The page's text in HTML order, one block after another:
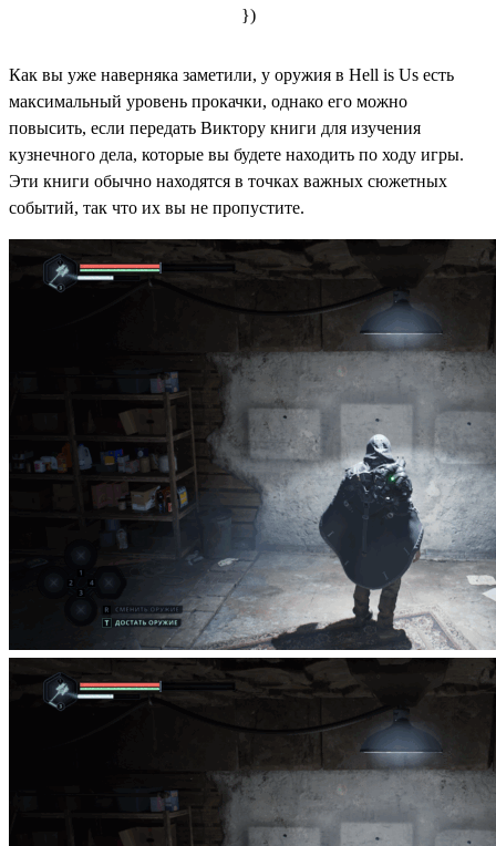
})
Как вы уже наверняка заметили, у оружия в Hell is Us есть
максимальный уровень прокачки, однако его можно
повысить, если передать Виктору книги для изучения
кузнечного дела, которые вы будете находить по ходу игры.
Эти книги обычно находятся в точках важных сюжетных
событий, так что их вы не пропустите.